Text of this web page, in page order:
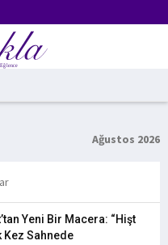
Ağustos 2026
Yeni Bir Macera: “Hişt
Kez Sahnede